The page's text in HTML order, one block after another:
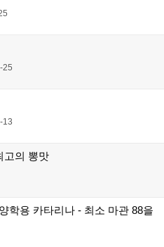
25
13
고의 뽕맛
학용 카타리나 - 최소 마관 88을